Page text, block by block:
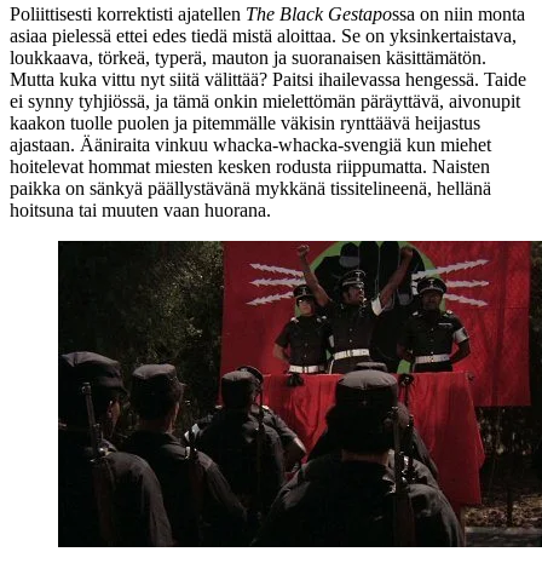
Poliittisesti korrektisti ajatellen The Black Gestapossa on niin monta
asiaa pielessä ettei edes tiedä mistä aloittaa. Se on yksinkertaistava,
loukkaava, törkeä, typerä, mauton ja suoranaisen käsittämätön.
Mutta kuka vittu nyt siitä välittää? Paitsi ihailevassa hengessä. Taide
ei synny tyhjiössä, ja tämä onkin mielettömän päräyttävä, aivonupit
kaakon tuolle puolen ja pitemmälle väkisin rynttäävä heijastus
ajastaan. Ääniraita vinkuu whacka-whacka-svengiä kun miehet
hoitelevat hommat miesten kesken rodusta riippumatta. Naisten
paikka on sänkyä päällystävänä mykkänä tissitelineenä, hellänä
hoitsuna tai muuten vaan huorana.